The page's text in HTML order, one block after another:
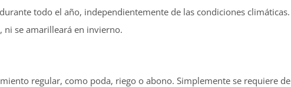
todo el año, independientemente de las condiciones climáticas.
ni se amarilleará en invierno.
regular, como poda, riego o abono. Simplemente se requiere de